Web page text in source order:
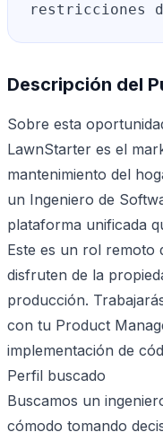
restricciones
Descripción del
Sobre esta
LawnStarter es el
mantenimiento del
un Ingeniero de
plataforma unificada
Este es un rol remoto
disfruten de la
producción.
con tu Product
implementación de
Perfil buscado
Buscamos un
cómodo tomando